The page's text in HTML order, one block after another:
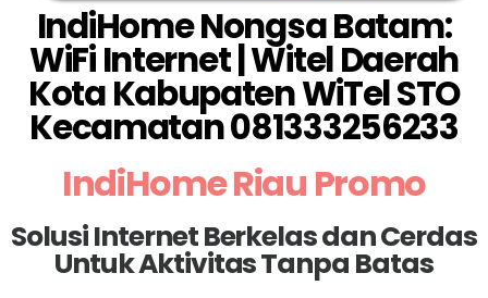
IndiHome Nongsa Batam:
WiFi Internet | Witel Daerah
Kota Kabupaten WiTel STO
Kecamatan 081333256233
IndiHome Riau Promo
Solusi Internet Berkelas dan Cerdas
Untuk Aktivitas Tanpa Batas